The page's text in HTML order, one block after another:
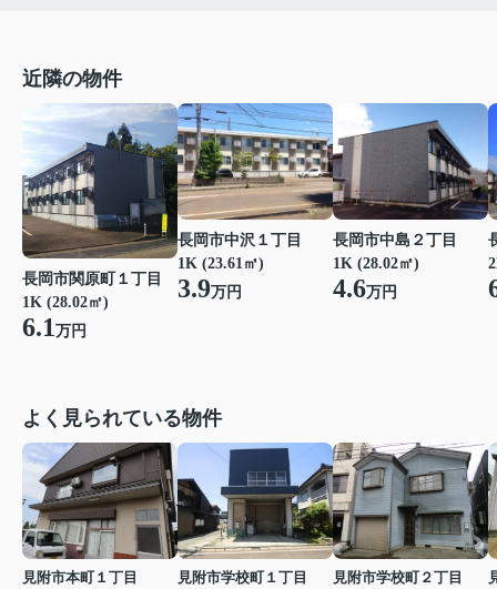
近隣の物件
長岡市関原町１丁目
1K (28.02㎡)
6.1万円
長岡市中沢１丁目
1K (23.61㎡)
3.9万円
長岡市中島２丁目
1K (28.02㎡)
4.6万円
よく見られている物件
見附市本町１丁目
見附市学校町１丁目
見附市学校町２丁目